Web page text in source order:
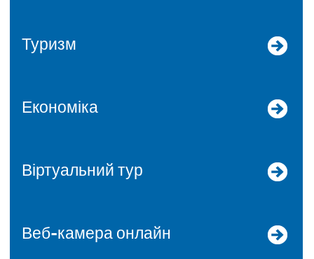
Туризм
Економіка
Віртуальний тур
Веб-камера онлайн